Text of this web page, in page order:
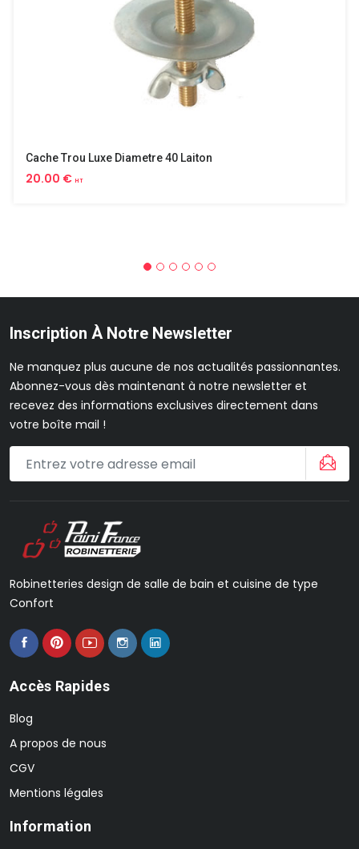
Cache Trou Luxe Diametre 40 Laiton
20.00 € HT
Inscription À Notre Newsletter
Ne manquez plus aucune de nos actualités passionnantes.
Abonnez-vous dès maintenant à notre newsletter et
recevez des informations exclusives directement dans
votre boîte mail !
Robinetteries design de salle de bain et cuisine de type
Confort
Accès Rapides
Blog
A propos de nous
CGV
Mentions légales
Information